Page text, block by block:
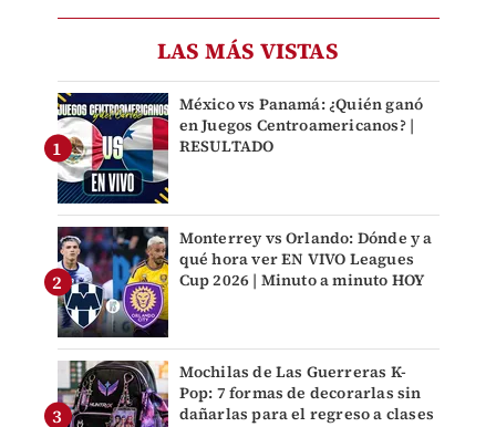
LAS MÁS VISTAS
México vs Panamá: ¿Quién ganó
en Juegos Centroamericanos? |
RESULTADO
Monterrey vs Orlando: Dónde y a
qué hora ver EN VIVO Leagues
Cup 2026 | Minuto a minuto HOY
Mochilas de Las Guerreras K-
Pop: 7 formas de decorarlas sin
dañarlas para el regreso a clases